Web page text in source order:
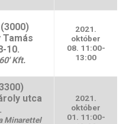
Tamás
10.
Kft.
2021.
október
08. 11:00-
13:00
utca
Minarettel
2021.
október
01. 11:00-